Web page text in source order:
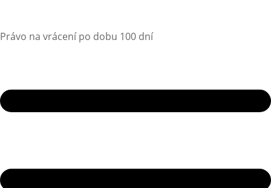
Právo na vrácení po dobu 100 dní